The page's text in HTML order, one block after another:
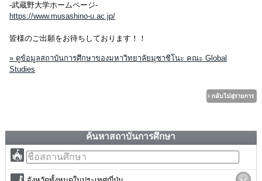
-武蔵野大学ホームページ-
https://www.musashino-u.ac.jp/
皆様のご出願をお待ちしております！！
» ดูข้อมูลสถาบันการศึกษาของมหาวิทยาลัยมุซาชิโนะ คณะ Global
Studies
ค้นหาสถาบันการศึกษา